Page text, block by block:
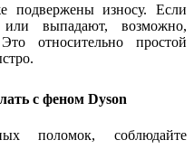
подвержены износу. Если
выпадают, возможно,
относительно простой
с феном Dyson
поломок, соблюдайте